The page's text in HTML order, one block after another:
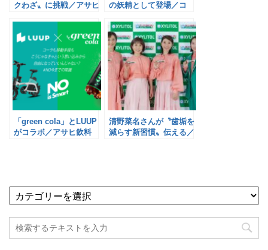
クわざ〟に挑戦／アサヒ
の妖精として登場／コ
「green cola」とLUUP
がコラボ／アサヒ飲料
清野菜名さんが〝歯垢を
減らす新習慣〟伝える／